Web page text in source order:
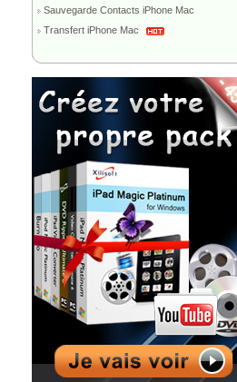
Sauvegarde Contacts iPhone Mac
Transfert iPhone Mac